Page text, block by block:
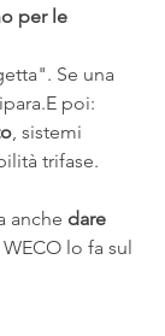
per le
Se una
poi:
, sistemi
trifase.
anche dare
WECO lo fa sul